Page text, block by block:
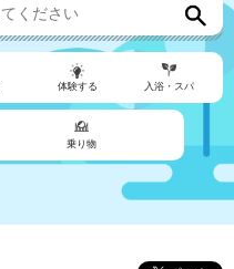
体験する 入浴・スパ
乗り物